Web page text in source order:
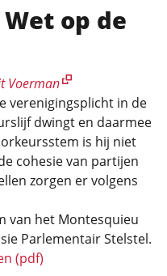
op de
Voerman
verenigingsplicht in de
dwingt en daarmee
is hij niet
cohesie van partijen
zorgen er volgens
van het Montesquieu
Parlementair Stelstel.
(pdf)